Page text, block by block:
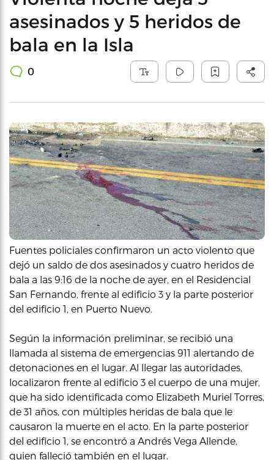
asesinados y 5 heridos de
bala en la Isla
0
Fuentes policiales confirmaron un acto violento que
dejó un saldo de dos asesinados y cuatro heridos de
bala a las 9:16 de la noche de ayer, en el Residencial
San Fernando, frente al edificio 3 y la parte posterior
del edificio 1, en Puerto Nuevo.
Según la información preliminar, se recibió una
llamada al sistema de emergencias 911 alertando de
detonaciones en el lugar. Al llegar las autoridades,
localizaron frente al edificio 3 el cuerpo de una mujer,
que ha sido identificada como Elizabeth Muriel Torres,
de 31 años, con múltiples heridas de bala que le
causaron la muerte en el acto. En la parte posterior
del edificio 1, se encontró a Andrés Vega Allende,
quien falleció también en el lugar.